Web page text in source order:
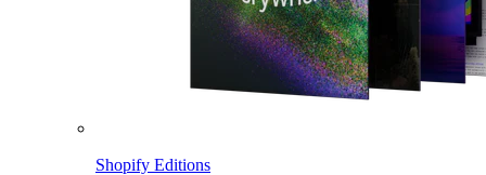
Shopify Editions